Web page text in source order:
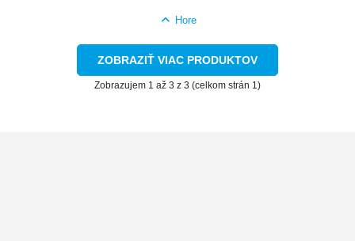
Hore
ZOBRAZIŤ VIAC PRODUKTOV
Zobrazujem 1 až 3 z 3 (celkom strán 1)